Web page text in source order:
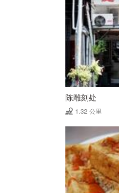
陈雕刻处
1.32 公里